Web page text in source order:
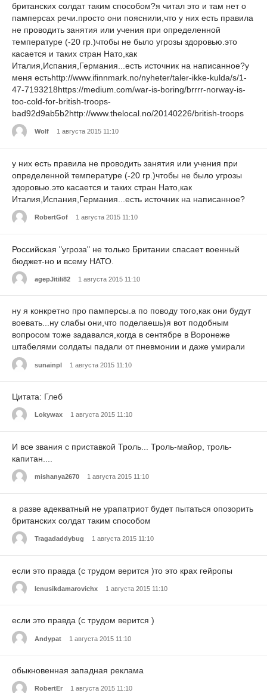
британских солдат таким способом?я читал это и там нет о
памперсах речи.просто они пояснили,что у них есть правила
не проводить занятия или учения при определенной
температуре (-20 гр.)чтобы не было угрозы здоровью.это
касается и таких стран Нато,как
Италия,Испания,Германия...есть источник на написанное?у
меня естьhttp://www.ifinnmark.no/nyheter/taler-ikke-kulda/s/1-
47-7193218https://medium.com/war-is-boring/brrrr-norway-is-
too-cold-for-british-troops-
bad92d9ab5b2http://www.thelocal.no/20140226/british-troops
Wolf 1 августа 2015 11:10
у них есть правила не проводить занятия или учения при
определенной температуре (-20 гр.)чтобы не было угрозы
здоровью.это касается и таких стран Нато,как
Италия,Испания,Германия...есть источник на написанное?
RobertGof 1 августа 2015 11:10
Российская "угроза" не только Британии спасает военный
бюджет-но и всему НАТО.
agepJitili82 1 августа 2015 11:10
ну я конкретно про памперсы.а по поводу того,как они будут
воевать...ну слабы они,что поделаешь)я вот подобным
вопросом тоже задавался,когда в сентябре в Воронеже
штабелями солдаты падали от пневмонии и даже умирали
sunainpl 1 августа 2015 11:10
Цитата: Глеб
Lokywax 1 августа 2015 11:10
И все звания с приставкой Троль... Троль-майор, троль-
капитан....
mishanya2670 1 августа 2015 11:10
а разве адекватный не урапатриот будет пытаться опозорить
британских солдат таким способом
Tragadaddybug 1 августа 2015 11:10
если это правда (с трудом верится )то это крах гейропы
lenusikdamarovichx 1 августа 2015 11:10
если это правда (с трудом верится )
Andypat 1 августа 2015 11:10
обыкновенная западная реклама
RobertEr 1 августа 2015 11:10